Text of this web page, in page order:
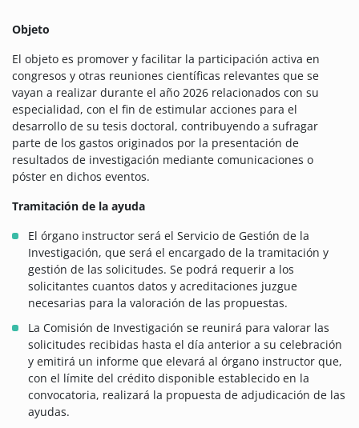
Objeto
El objeto es promover y facilitar la participación activa en
congresos y otras reuniones científicas relevantes que se
vayan a realizar durante el año 2026 relacionados con su
especialidad, con el fin de estimular acciones para el
desarrollo de su tesis doctoral, contribuyendo a sufragar
parte de los gastos originados por la presentación de
resultados de investigación mediante comunicaciones o
póster en dichos eventos.
Tramitación de la ayuda
El órgano instructor será el Servicio de Gestión de la
Investigación, que será el encargado de la tramitación y
gestión de las solicitudes. Se podrá requerir a los
solicitantes cuantos datos y acreditaciones juzgue
necesarias para la valoración de las propuestas.
La Comisión de Investigación se reunirá para valorar las
solicitudes recibidas hasta el día anterior a su celebración
y emitirá un informe que elevará al órgano instructor que,
con el límite del crédito disponible establecido en la
convocatoria, realizará la propuesta de adjudicación de las
ayudas.